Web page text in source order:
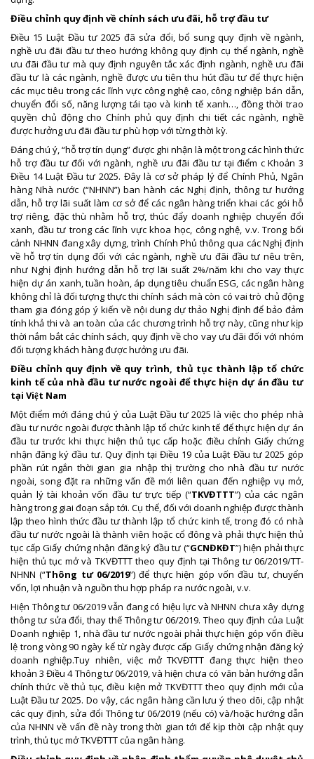
Điều chỉnh quy định về chính sách ưu đãi, hỗ trợ đầu tư
Điều 15 Luật Đầu tư 2025 đã sửa đổi, bổ sung quy định về ngành,
nghề ưu đãi đầu tư theo hướng không quy định cụ thể ngành, nghề
ưu đãi đầu tư mà quy định nguyên tắc xác định ngành, nghề ưu đãi
đầu tư là các ngành, nghề được ưu tiên thu hút đầu tư để thực hiện
các mục tiêu trong các lĩnh vực công nghệ cao, công nghiệp bán dẫn,
chuyển đổi số, năng lượng tái tạo và kinh tế xanh…, đồng thời trao
quyền chủ động cho Chính phủ quy định chi tiết các ngành, nghề
được hưởng ưu đãi đầu tư phù hợp với từng thời kỳ.
Đáng chú ý, “hỗ trợ tín dụng” được ghi nhận là một trong các hình thức
hỗ trợ đầu tư đối với ngành, nghề ưu đãi đầu tư tại điểm c Khoản 3
Điều 14 Luật Đầu tư 2025. Đây là cơ sở pháp lý để Chính Phủ, Ngân
hàng Nhà nước (“NHNN”) ban hành các Nghị định, thông tư hướng
dẫn, hỗ trợ lãi suất làm cơ sở để các ngân hàng triển khai các gói hỗ
trợ riêng, đặc thù nhằm hỗ trợ, thúc đẩy doanh nghiệp chuyển đổi
xanh, đầu tư trong các lĩnh vực khoa học, công nghệ, v.v. Trong bối
cảnh NHNN đang xây dựng, trình Chính Phủ thông qua các Nghị định
về hỗ trợ tín dụng đối với các ngành, nghề ưu đãi đầu tư nêu trên,
như Nghị định hướng dẫn hỗ trợ lãi suất 2%/năm khi cho vay thực
hiện dự án xanh, tuần hoàn, áp dụng tiêu chuẩn ESG, các ngân hàng
không chỉ là đối tượng thực thi chính sách mà còn có vai trò chủ động
tham gia đóng góp ý kiến về nội dung dự thảo Nghị định để bảo đảm
tính khả thi và an toàn của các chương trình hỗ trợ này, cũng như kịp
thời nắm bắt các chính sách, quy định về cho vay ưu đãi đối với nhóm
đối tượng khách hàng được hưởng ưu đãi.
Điều chỉnh quy định về quy trình, thủ tục thành lập tổ chức
kinh tế của nhà đầu tư nước ngoài để thực hiện dự án đầu tư
tại Việt Nam
Một điểm mới đáng chú ý của Luật Đầu tư 2025 là việc cho phép nhà
đầu tư nước ngoài được thành lập tổ chức kinh tế để thực hiện dự án
đầu tư trước khi thực hiện thủ tục cấp hoặc điều chỉnh Giấy chứng
nhận đăng ký đầu tư. Quy định tại Điều 19 của Luật Đầu tư 2025 góp
phần rút ngắn thời gian gia nhập thị trường cho nhà đầu tư nước
ngoài, song đặt ra những vấn đề mới liên quan đến nghiệp vụ mở,
quản lý tài khoản vốn đầu tư trực tiếp (“TKVĐTTT”) của các ngân
hàng trong giai đoạn sắp tới. Cụ thể, đối với doanh nghiệp được thành
lập theo hình thức đầu tư thành lập tổ chức kinh tế, trong đó có nhà
đầu tư nước ngoài là thành viên hoặc cổ đông và phải thực hiện thủ
tục cấp Giấy chứng nhận đăng ký đầu tư (“GCNĐKĐT”) hiện phải thực
hiện thủ tục mở và TKVĐTTT theo quy định tại Thông tư 06/2019/TT-
NHNN (“Thông tư 06/2019”) để thực hiện góp vốn đầu tư, chuyển
vốn, lợi nhuận và nguồn thu hợp pháp ra nước ngoài, v.v.
Hiện Thông tư 06/2019 vẫn đang có hiệu lực và NHNN chưa xây dựng
thông tư sửa đổi, thay thế Thông tư 06/2019. Theo quy định của Luật
Doanh nghiệp 1, nhà đầu tư nước ngoài phải thực hiện góp vốn điều
lệ trong vòng 90 ngày kể từ ngày được cấp Giấy chứng nhận đăng ký
doanh nghiệp.Tuy nhiên, việc mở TKVĐTTT đang thực hiện theo
khoản 3 Điều 4 Thông tư 06/2019, và hiện chưa có văn bản hướng dẫn
chính thức về thủ tục, điều kiện mở TKVĐTTT theo quy định mới của
Luật Đầu tư 2025. Do vậy, các ngân hàng cần lưu ý theo dõi, cập nhật
các quy định, sửa đổi Thông tư 06/2019 (nếu có) và/hoặc hướng dẫn
của NHNN về vấn đề này trong thời gian tới để kịp thời cập nhật quy
trình, thủ tục mở TKVĐTTT của ngân hàng.